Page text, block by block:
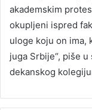
akademskim
okupljeni ispred
uloge koju on ima,
juga Srbije“, piše
dekanskog